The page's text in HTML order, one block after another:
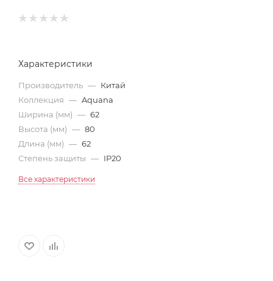
Характеристики
Производитель — Китай
Коллекция — Aquana
Ширина (мм) — 62
Высота (мм) — 80
Длина (мм) — 62
Степень защиты — IP20
Все характеристики